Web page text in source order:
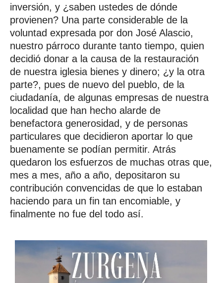
inversión, y ¿saben ustedes de dónde
provienen? Una parte considerable de la
voluntad expresada por don José Alascio,
nuestro párroco durante tanto tiempo, quien
decidió donar a la causa de la restauración
de nuestra iglesia bienes y dinero; ¿y la otra
parte?, pues de nuevo del pueblo, de la
ciudadanía, de algunas empresas de nuestra
localidad que han hecho alarde de
benefactora generosidad, y de personas
particulares que decidieron aportar lo que
buenamente se podían permitir. Atrás
quedaron los esfuerzos de muchas otras que,
mes a mes, año a año, depositaron su
contribución convencidas de que lo estaban
haciendo para un fin tan encomiable, y
finalmente no fue del todo así.